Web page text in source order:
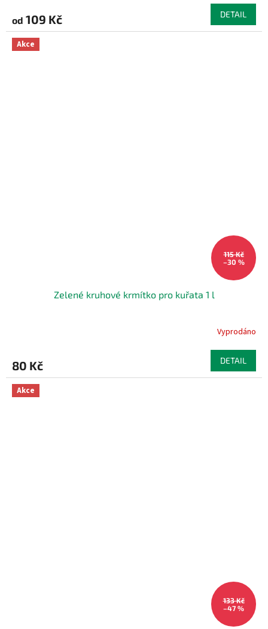
od 109 Kč DETAIL
Akce
115 Kč
–30 %
Zelené kruhové krmítko pro kuřata 1 l
Vyprodáno
80 Kč DETAIL
Akce
133 Kč
–47 %